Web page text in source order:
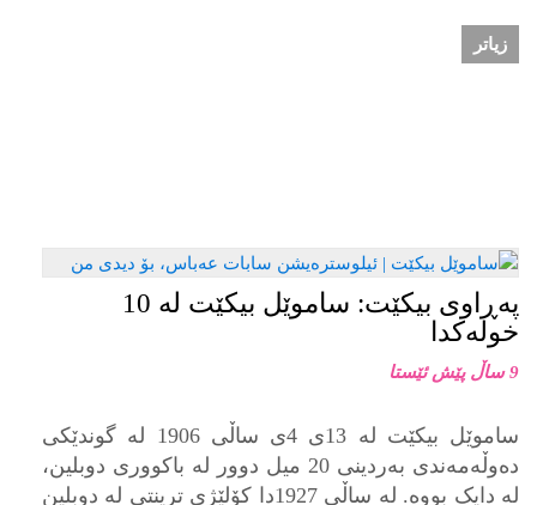
زیاتر
په‌ڕاوی بیكێت: ساموێل بیكێت لە 10
خولەكدا
9 ساڵ پێش ئێستا
ساموێل بیكێت لە 13ی 4ی ساڵی 1906 لە گوندێکی
دەوڵەمەندی بەردینی 20 میل دوور لە باکووری دوبلین،
لە دایک بووە. لە ساڵی 1927دا کۆلێژی ترینتی لە دوبلین